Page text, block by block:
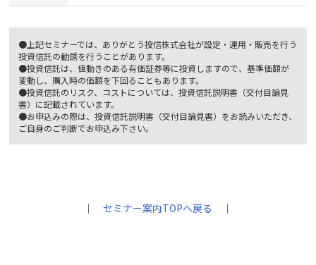
●上記セミナーでは、ありがとう投信株式会社が設定・運用・販売を行う
投資信託の勧誘を行うことがあります。
●投資信託は、値動きのある有価証券等に投資しますので、基準価額が
変動し、購入時の価額を下回ることもあります。
●投資信託のリスク、コストについては、投資信託説明書（交付目論見
書）に記載されています。
●お申込みの際は、投資信託説明書（交付目論見書）をお読みいただき、
ご自身のご判断でお申込み下さい。
｜セミナー案内TOPへ戻る ｜